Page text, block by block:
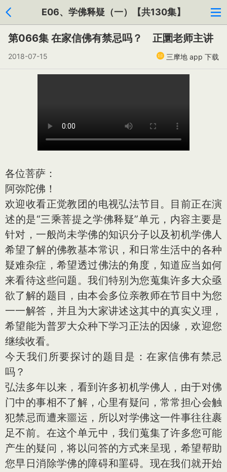
E06、学佛释疑（一）【共130集】
第066集 在家信佛有禁忌吗？ 正圜老师主讲
2018-07-15 三摩地 app 下载
各位菩萨：
阿弥陀佛！
欢迎收看正觉教团的电视弘法节目。目前正在演
述的是“三乘菩提之学佛释疑”单元，内容主要是
针对，一般尚未学佛的知识分子以及初机学佛人
希望了解的佛教基本常识，和日常生活中的各种
疑难杂症，希望透过佛法的角度，知道应当如何
来看待这些问题。我们特别为您蒐集许多大众亟
欲了解的题目，由本会多位亲教师在节目中为您
一一解答，并且为大家讲述这其中的真实义理，
希望能为普罗大众种下学习正法的因缘，欢迎您
继续收看。
今天我们所要探讨的题目是：在家信佛有禁忌
吗？
弘法多年以来，看到许多初机学佛人，由于对佛
门中的事相不了解，心里有疑问，常常担心会触
犯禁忌而遭来噩运，所以对学佛这一件事往往裹
足不前。在这个单元中，我们蒐集了许多您可能
产生的疑问，将以问答的方式来呈现，希望帮助
您早日消除学佛的障碍和罣碍。现在我们就开始